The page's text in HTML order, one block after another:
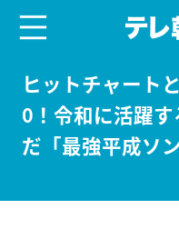
ヒットチャート
0！令和に活躍
だ「最強平成ソン